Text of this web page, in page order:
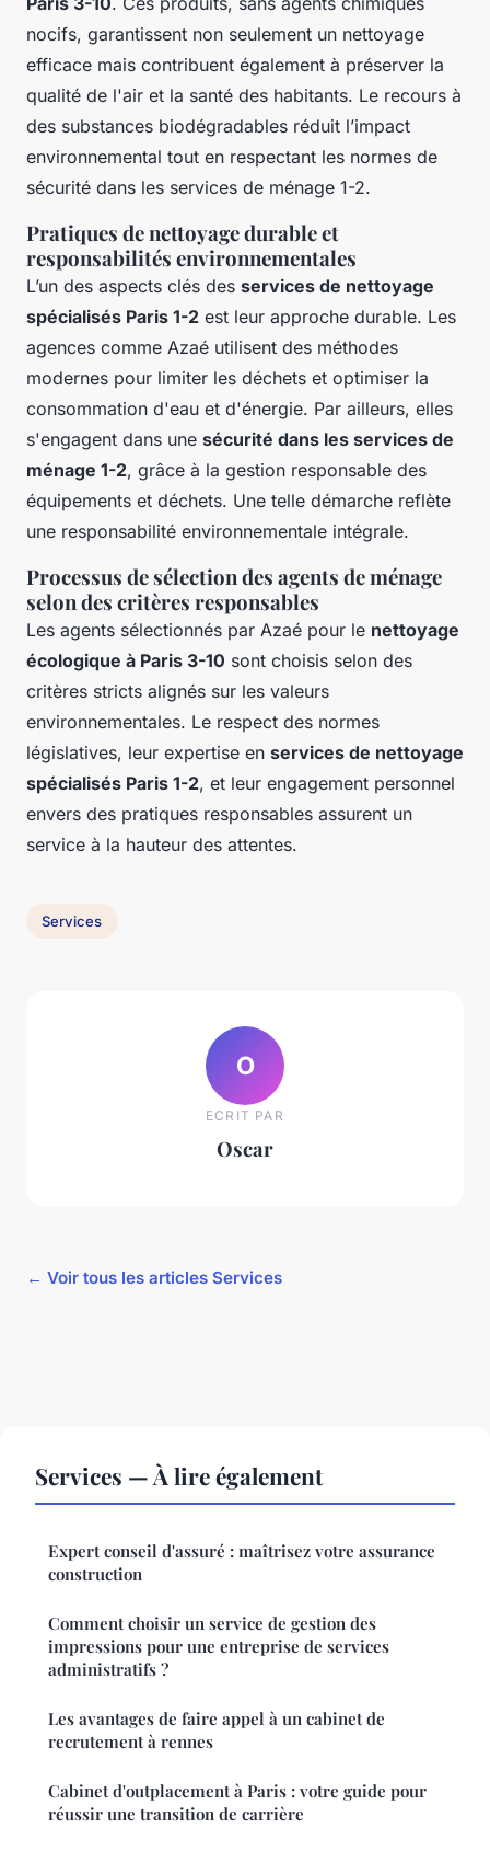
nocifs, garantissent non seulement un nettoyage
efficace mais contribuent également à préserver la
qualité de l'air et la santé des habitants. Le recours à
des substances biodégradables réduit l’impact
environnemental tout en respectant les normes de
sécurité dans les services de ménage 1-2.
Pratiques de nettoyage durable et
responsabilités environnementales
L’un des aspects clés des services de nettoyage
spécialisés Paris 1-2 est leur approche durable. Les
agences comme Azaé utilisent des méthodes
modernes pour limiter les déchets et optimiser la
consommation d'eau et d'énergie. Par ailleurs, elles
s'engagent dans une sécurité dans les services de
ménage 1-2, grâce à la gestion responsable des
équipements et déchets. Une telle démarche reflète
une responsabilité environnementale intégrale.
Processus de sélection des agents de ménage
selon des critères responsables
Les agents sélectionnés par Azaé pour le nettoyage
écologique à Paris 3-10 sont choisis selon des
critères stricts alignés sur les valeurs
environnementales. Le respect des normes
législatives, leur expertise en services de nettoyage
spécialisés Paris 1-2, et leur engagement personnel
envers des pratiques responsables assurent un
service à la hauteur des attentes.
Services
O
ECRIT PAR
Oscar
← Voir tous les articles Services
Services — À lire également
Expert conseil d'assuré : maîtrisez votre assurance
construction
Comment choisir un service de gestion des
impressions pour une entreprise de services
administratifs ?
Les avantages de faire appel à un cabinet de
recrutement à rennes
Cabinet d'outplacement à Paris : votre guide pour
réussir une transition de carrière